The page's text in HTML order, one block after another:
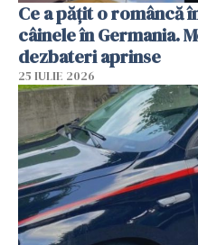
Ce a pățit o româncă
câinele în Germania.
dezbateri aprinse
25 IULIE 2026